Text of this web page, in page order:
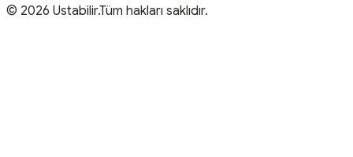
© 2026 Ustabilir.Tüm hakları saklıdır.